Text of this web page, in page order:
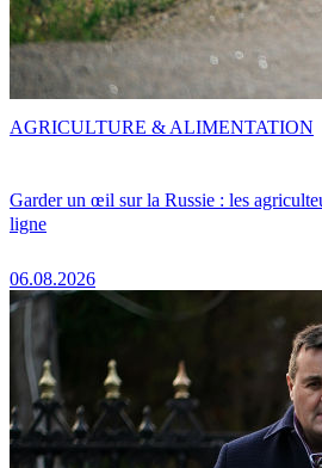
Garder un œil sur la Russie : les
ligne
06.08.2026
AGRICULTURE & ALIMENTATION